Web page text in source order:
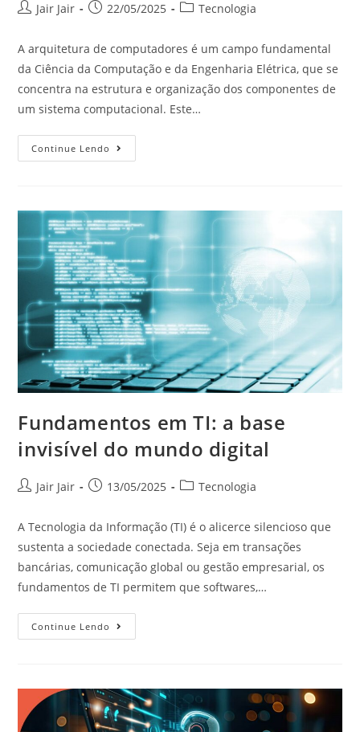
Jair Jair 22/05/2025 Tecnologia
A arquitetura de computadores é um campo fundamental
da Ciência da Computação e da Engenharia Elétrica, que se
concentra na estrutura e organização dos componentes de
um sistema computacional. Este…
Continue Lendo
Fundamentos em TI: a base
invisível do mundo digital
Jair Jair 13/05/2025 Tecnologia
A Tecnologia da Informação (TI) é o alicerce silencioso que
sustenta a sociedade conectada. Seja em transações
bancárias, comunicação global ou gestão empresarial, os
fundamentos de TI permitem que softwares,…
Continue Lendo